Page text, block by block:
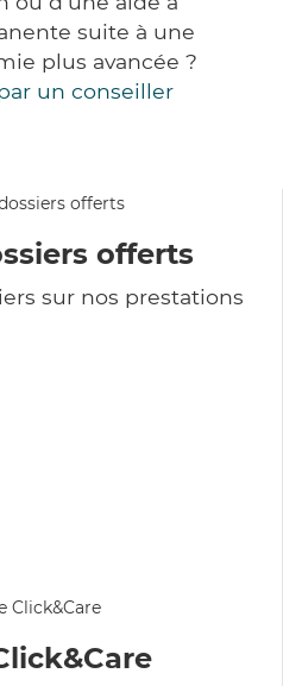
suite à une
plus avancée ?
un conseiller
offerts
sur nos prestations